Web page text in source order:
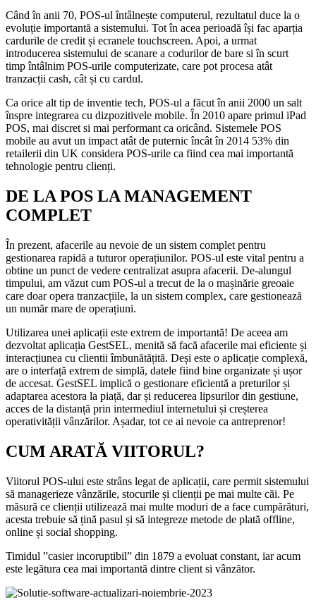
Când în anii 70, POS-ul întâlnește computerul, rezultatul duce la o
evoluție importantă a sistemului. Tot în acea perioadă își fac aparția
cardurile de credit și ecranele touchscreen. Apoi, a urmat
introducerea sistemului de scanare a codurilor de bare si în scurt
timp întâlnim POS-urile computerizate, care pot procesa atât
tranzacții cash, cât și cu cardul.
Ca orice alt tip de inventie tech, POS-ul a făcut în anii 2000 un salt
înspre integrarea cu dizpozitivele mobile. În 2010 apare primul iPad
POS, mai discret si mai performant ca oricând. Sistemele POS
mobile au avut un impact atât de puternic încât în 2014 53% din
retailerii din UK considera POS-urile ca fiind cea mai importantă
tehnologie pentru clienți.
DE LA POS LA MANAGEMENT
COMPLET
În prezent, afacerile au nevoie de un sistem complet pentru
gestionarea rapidă a tuturor operațiunilor. POS-ul este vital pentru a
obtine un punct de vedere centralizat asupra afacerii. De-alungul
timpului, am văzut cum POS-ul a trecut de la o mașinărie greoaie
care doar opera tranzacțiile, la un sistem complex, care gestionează
un număr mare de operațiuni.
Utilizarea unei aplicații este extrem de importantă! De aceea am
dezvoltat aplicația GestSEL, menită să facă afacerile mai eficiente și
interacțiunea cu clientii îmbunătățită. Deși este o aplicație complexă,
are o interfață extrem de simplă, datele fiind bine organizate și ușor
de accesat. GestSEL implică o gestionare eficientă a preturilor și
adaptarea acestora la piață, dar și reducerea lipsurilor din gestiune,
acces de la distanță prin intermediul internetului și creșterea
operativității vânzărilor. Așadar, tot ce ai nevoie ca antreprenor!
CUM ARATĂ VIITORUL?
Viitorul POS-ului este strâns legat de aplicații, care permit sistemului
să managerieze vânzările, stocurile și clienții pe mai multe căi. Pe
măsură ce clienții utilizează mai multe moduri de a face cumpărături,
acesta trebuie să țină pasul și să integreze metode de plată offline,
online și social shopping.
Timidul ”casier incoruptibil” din 1879 a evoluat constant, iar acum
este legătura cea mai importantă dintre client si vânzător.